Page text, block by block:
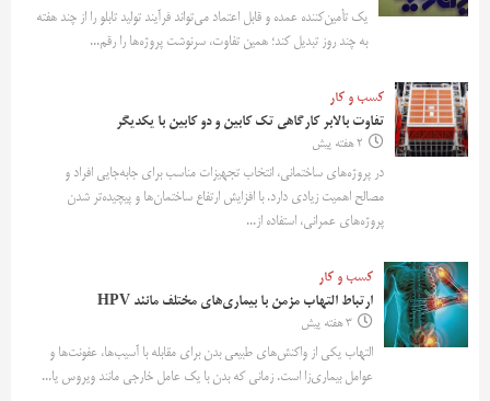
یک تأمین‌کننده عمده و قابل اعتماد می‌تواند فرآیند تولید تابلو را از چند هفته
به چند روز تبدیل کند؛ همین تفاوت، سرنوشت پروژه‌ها را رقم...
کسب و کار
تفاوت بالابر کارگاهی تک کابین و دو کابین با یکدیگر
2 هفته پیش
در پروژه‌های ساختمانی، انتخاب تجهیزات مناسب برای جابه‌جایی افراد و
مصالح اهمیت زیادی دارد. با افزایش ارتفاع ساختمان‌ها و پیچیده‌تر شدن
پروژه‌های عمرانی، استفاده از...
کسب و کار
ارتباط التهاب مزمن با بیماری‌های مختلف مانند HPV
3 هفته پیش
التهاب یکی از واکنش‌های طبیعی بدن برای مقابله با آسیب‌ها، عفونت‌ها و
عوامل بیماری‌زا است. زمانی که بدن با یک عامل خارجی مانند ویروس یا...